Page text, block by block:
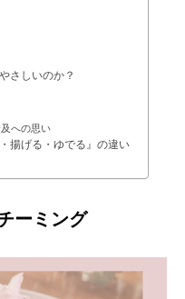
さしいのか？
への思い
揚げる・ゆでる』の違い
ーミング